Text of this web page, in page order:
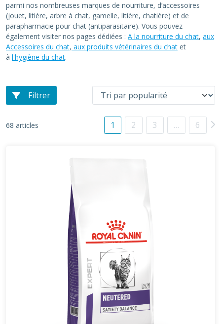
parmi nos nombreuses marques de nourriture, d’accessoires
(jouet, litière, arbre à chat, gamelle, litière, chatière) et de
parapharmacie pour chat (antiparasitaire). Vous pouvez
également visiter nos pages dédiées : A la nourriture du chat, aux
Accessoires du chat, aux produits vétérinaires du chat et
à l'hygiène du chat.
Filtrer
68 articles 1 2 3 … 6